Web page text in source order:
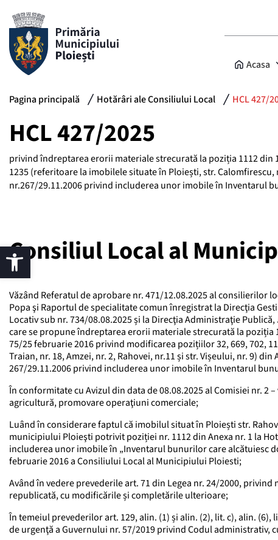
Acasa
Pagina principală Hotărâri ale Consiliului Local HCL 427/
HCL 427/2025
privind îndreptarea erorii materiale strecurată la poziția 1112
1235 (referitoare la imobilele situate în Ploiești, str.
nr.267/29.11.2006 privind includerea unor imobile în Inventarul
Consiliul Local al
Văzând Referatul de aprobare nr. 471/12.08.2025 al consilierilor
Popa şi Raportul de specialitate comun înregistrat la Direcţia
Locativ sub nr. 734/08.08.2025 și la Direcţia Administraţie
care se propune îndreptarea erorii materiale strecurată la
75/25 februarie 2016 privind modificarea pozițiilor 32, 669, 702,
Traian, nr. 18, Amzei, nr. 2, Rahovei, nr.11 și str. Vișeului, nr. 9)
267/29.11.2006 privind includerea unor imobile în Inventarul
În conformitate cu Avizul din data de 08.08.2025 al Comisiei nr.
agricultură, promovare operaţiuni comerciale;
Luând în considerare faptul că imobilul situat în Ploiești str.
municipiului Ploieşti potrivit poziției nr. 1112 din Anexa nr. 1 la
includerea unor imobile în „Inventarul bunurilor care alcătuiesc
februarie 2016 a Consiliului Local al Municipiului Ploiesti;
Având în vedere prevederile art. 71 din Legea nr. 24/2000,
republicată, cu modificările și completările ulterioare;
În temeiul prevederilor art. 129, alin. (1) și alin. (2), lit. c), alin.
de urgenţă a Guvernului nr. 57/2019 privind Codul